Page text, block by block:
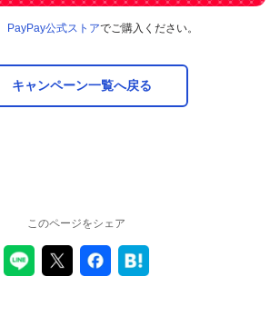
PayPay公式ストアでご購入ください。
キャンペーン一覧へ戻る
このページをシェア